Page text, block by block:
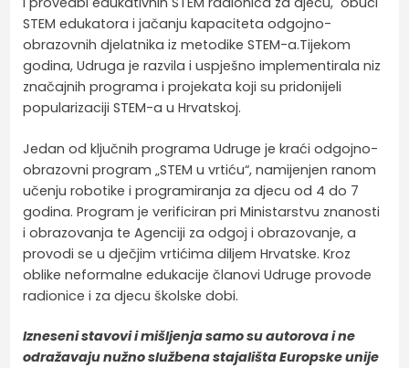
STEM edukatora i jačanju kapaciteta odgojno-
obrazovnih djelatnika iz metodike STEM-a.Tijekom
godina, Udruga je razvila i uspješno implementirala niz
značajnih programa i projekata koji su pridonijeli
popularizaciji STEM-a u Hrvatskoj.
Jedan od ključnih programa Udruge je kraći odgojno-
obrazovni program „STEM u vrtiću“, namijenjen ranom
učenju robotike i programiranja za djecu od 4 do 7
godina. Program je verificiran pri Ministarstvu znanosti
i obrazovanja te Agenciji za odgoj i obrazovanje, a
provodi se u dječjim vrtićima diljem Hrvatske. Kroz
oblike neformalne edukacije članovi Udruge provode
radionice i za djecu školske dobi.
Izneseni stavovi i mišljenja samo su autorova i ne
odražavaju nužno službena stajališta Europske unije